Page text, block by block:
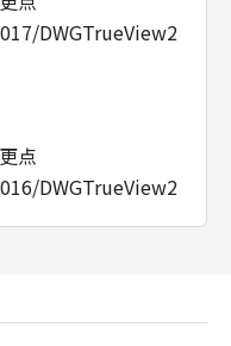
DWGTrueView2
点
DWGTrueView2